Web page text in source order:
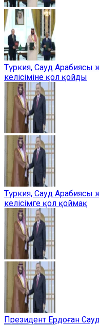
Түркия, Сауд Арабиясы
келісіміне қол қойды
Түркия, Сауд Арабиясы
келісімге қол қоймақ
Президент Ердоған